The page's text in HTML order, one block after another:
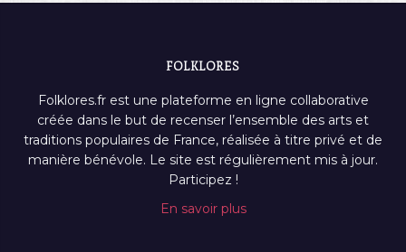
FOLKLORES
Folklores.fr est une plateforme en ligne collaborative
créée dans le but de recenser l’ensemble des arts et
traditions populaires de France, réalisée à titre privé et de
manière bénévole. Le site est régulièrement mis à jour.
Participez !
En savoir plus